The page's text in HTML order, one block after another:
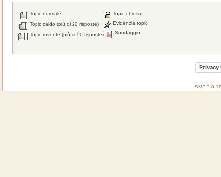
Topic normale
Topic caldo (più di 20 risposte)
Topic rovente (più di 50 risposte)
Topic chiuso
Evidenzia topic
Sondaggio
Privacy
SMF 2.0.18